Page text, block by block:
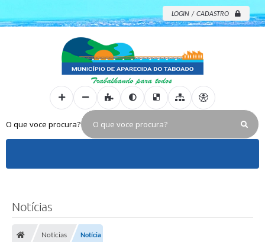
LOGIN / CADASTRO
O que voce procura?
Notícias
Notícias Notícia